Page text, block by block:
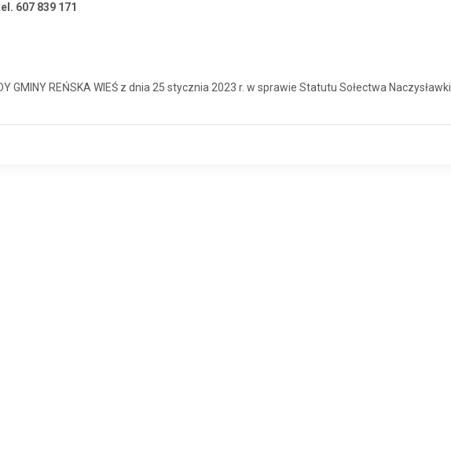
607 839 171
GMINY REŃSKA WIEŚ z dnia 25 stycznia 2023 r. w sprawie Statutu Sołectwa Naczysławki